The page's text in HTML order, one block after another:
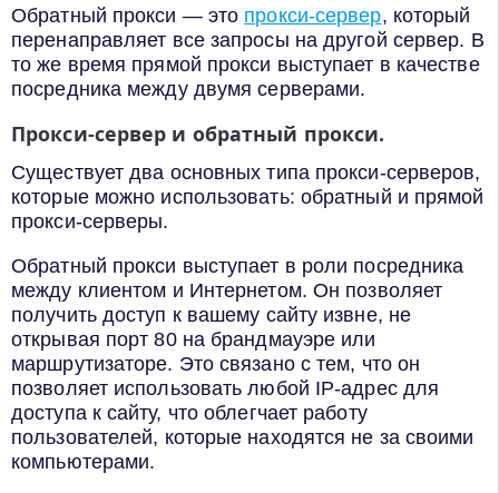
Обратный прокси — это прокси-сервер, который
перенаправляет все запросы на другой сервер. В
то же время прямой прокси выступает в качестве
посредника между двумя серверами.
Прокси-сервер и обратный прокси.
Существует два основных типа прокси-серверов,
которые можно использовать: обратный и прямой
прокси-серверы.
Обратный прокси выступает в роли посредника
между клиентом и Интернетом. Он позволяет
получить доступ к вашему сайту извне, не
открывая порт 80 на брандмауэре или
маршрутизаторе. Это связано с тем, что он
позволяет использовать любой IP-адрес для
доступа к сайту, что облегчает работу
пользователей, которые находятся не за своими
компьютерами.